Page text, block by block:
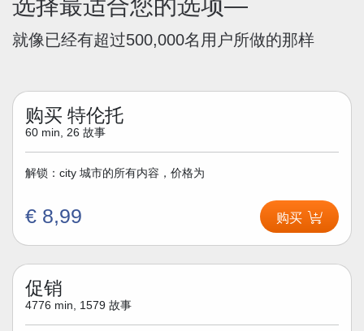
选择最适合您的选项—
就像已经有超过500,000名用户所做的那样
购买 特伦托
60 min, 26 故事
解锁：city 城市的所有内容，价格为
€ 8,99 购买
促销
4776 min, 1579 故事